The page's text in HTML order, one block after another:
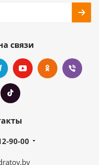
связи
90-00